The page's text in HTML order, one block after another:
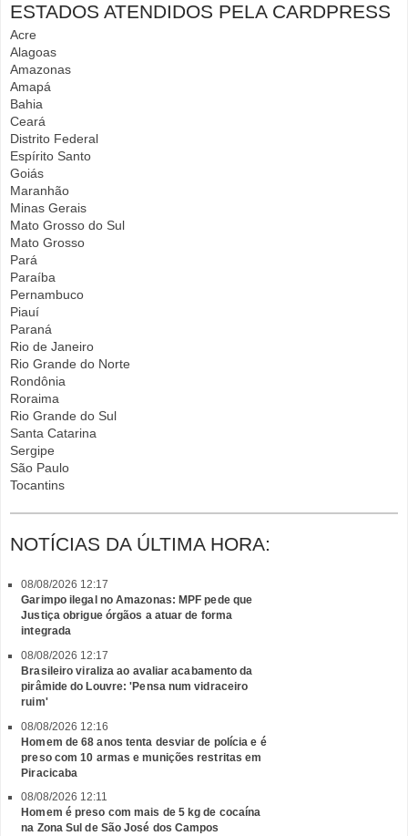
ESTADOS ATENDIDOS PELA CARDPRESS
Acre
Alagoas
Amazonas
Amapá
Bahia
Ceará
Distrito Federal
Espírito Santo
Goiás
Maranhão
Minas Gerais
Mato Grosso do Sul
Mato Grosso
Pará
Paraíba
Pernambuco
Piauí
Paraná
Rio de Janeiro
Rio Grande do Norte
Rondônia
Roraima
Rio Grande do Sul
Santa Catarina
Sergipe
São Paulo
Tocantins
NOTÍCIAS DA ÚLTIMA HORA:
08/08/2026 12:17
Garimpo ilegal no Amazonas: MPF pede que
Justiça obrigue órgãos a atuar de forma
integrada
08/08/2026 12:17
Brasileiro viraliza ao avaliar acabamento da
pirâmide do Louvre: 'Pensa num vidraceiro
ruim'
08/08/2026 12:16
Homem de 68 anos tenta desviar de polícia e é
preso com 10 armas e munições restritas em
Piracicaba
08/08/2026 12:11
Homem é preso com mais de 5 kg de cocaína
na Zona Sul de São José dos Campos